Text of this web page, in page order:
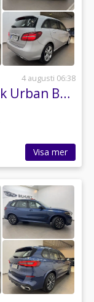
4 augusti 06:38
Mercedes-Benz B 180 122hk Urban Bkamera/Carplay/1Brukare
Visa mer